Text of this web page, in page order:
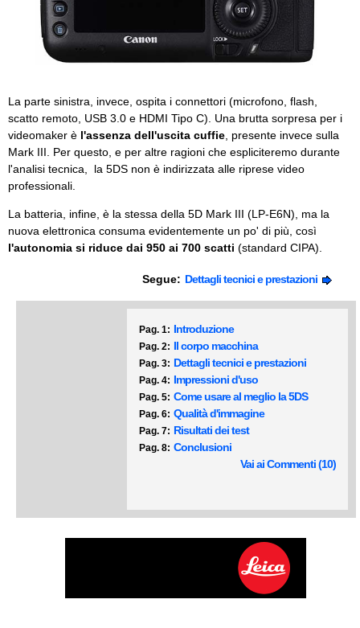
La parte sinistra, invece, ospita i connettori (microfono, flash,
scatto remoto, USB 3.0 e HDMI Tipo C). Una brutta sorpresa per i
videomaker è l'assenza dell'uscita cuffie , presente invece sulla
Mark III. Per questo, e per altre ragioni che espliciteremo durante
l'analisi tecnica, la 5DS non è indirizzata alle riprese video
professionali.
La batteria, infine, è la stessa della 5D Mark III (LP-E6N), ma la
nuova elettronica consuma evidentemente un po' di più, così
l'autonomia si riduce dai 950 ai 700 scatti (standard CIPA).
Segue: Dettagli tecnici e prestazioni
Pag. 1: Introduzione
Pag. 2: Il corpo macchina
Pag. 3: Dettagli tecnici e prestazioni
Pag. 4: Impressioni d'uso
Pag. 5: Come usare al meglio la 5DS
Pag. 6: Qualità d'immagine
Pag. 7: Risultati dei test
Pag. 8: Conclusioni
Vai ai Commenti (10)